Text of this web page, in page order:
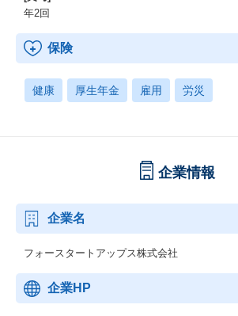
年2回
保険
健康 厚生年金 雇用 労災
企業情報
企業名
フォースタートアップス株式会社
企業HP